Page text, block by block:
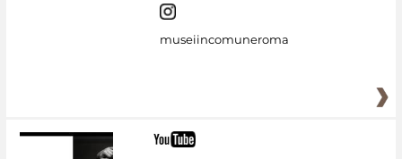
museiincomuneroma